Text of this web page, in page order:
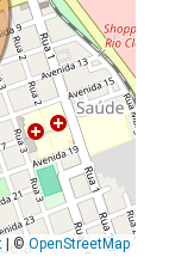
©OpenStreetMap